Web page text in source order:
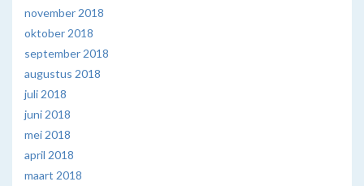
november 2018
oktober 2018
september 2018
augustus 2018
juli 2018
juni 2018
mei 2018
april 2018
maart 2018